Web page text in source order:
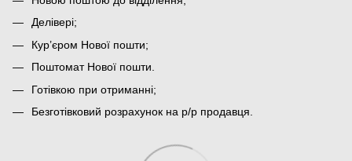
Делівері;
Кур’єром Нової пошти;
Поштомат Нової пошти.
Готівкою при отриманні;
Безготівковий розрахунок на р/р продавця.